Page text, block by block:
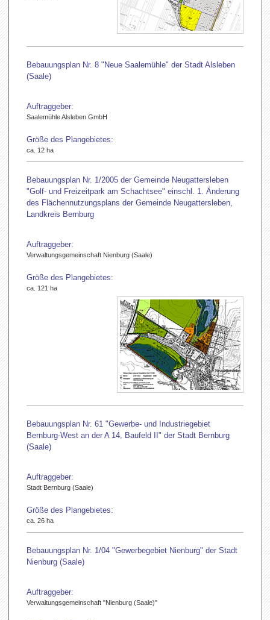
Bebauungsplan Nr. 8 "Neue Saalemühle" der Stadt Alsleben
(Saale)
Auftraggeber:
Saalemühle Alsleben GmbH
Größe des Plangebietes:
ca. 12 ha
Bebauungsplan Nr. 1/2005 der Gemeinde Neugattersleben
"Golf- und Freizeitpark am Schachtsee" einschl. 1. Änderung
des Flächennutzungsplans der Gemeinde Neugattersleben,
Landkreis Bernburg
Auftraggeber:
Verwaltungsgemeinschaft Nienburg (Saale)
Größe des Plangebietes:
ca. 121 ha
Bebauungsplan Nr. 61 "Gewerbe- und Industriegebiet
Bernburg-West an der A 14, Baufeld II" der Stadt Bernburg
(Saale)
Auftraggeber:
Stadt Bernburg (Saale)
Größe des Plangebietes:
ca. 26 ha
Bebauungsplan Nr. 1/04 "Gewerbegebiet Nienburg" der Stadt
Nienburg (Saale)
Auftraggeber:
Verwaltungsgemeinschaft "Nienburg (Saale)"